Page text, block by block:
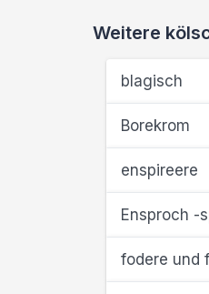
Weitere
blagisch
Borekrom
enspireere
Ensproch -
fodere und